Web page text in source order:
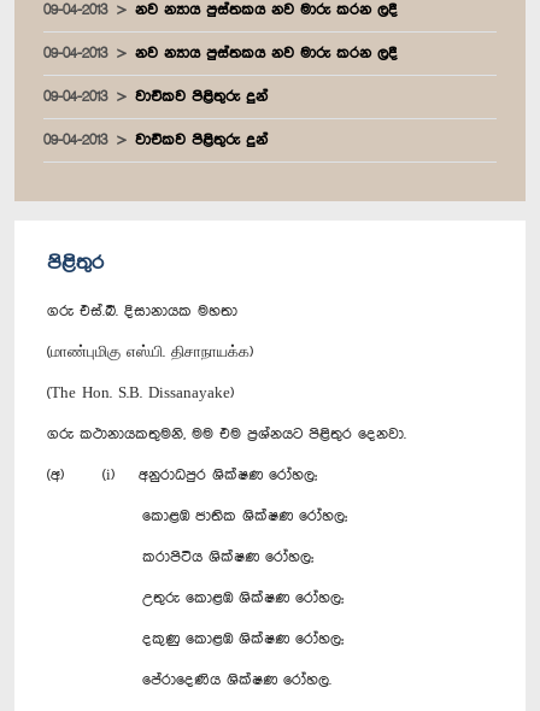
09-04-2013 නව න්‍යාය පුස්තකය නව මාරු කරන ලදී
09-04-2013 නව න්‍යාය පුස්තකය නව මාරු කරන ලදී
09-04-2013 වාචිකව පිළිතුරු දුන්
09-04-2013 වාචිකව පිළිතුරු දුන්
පිළිතුර
ගරු එස්.බී. දිසානායක මහතා
(மாண்புமிகு எஸ்.பி. திசாநாயக்க)
(The Hon. S.B. Dissanayake)
ගරු කථානායකතුමනි, මම එම ප්‍රශ්නයට පිළිතුර දෙනවා.
(අ) (i) අනුරාධපුර ශික්ෂණ රෝහල;
කොළඹ ජාතික ශික්ෂණ රෝහල;
කරාපිටිය ශික්ෂණ රෝහල;
උතුරු කොළඹ ශික්ෂණ රෝහල;
දකුණු කොළඹ ශික්ෂණ රෝහල;
පේරාදෙණිය ශික්ෂණ රෝහල‍‍.